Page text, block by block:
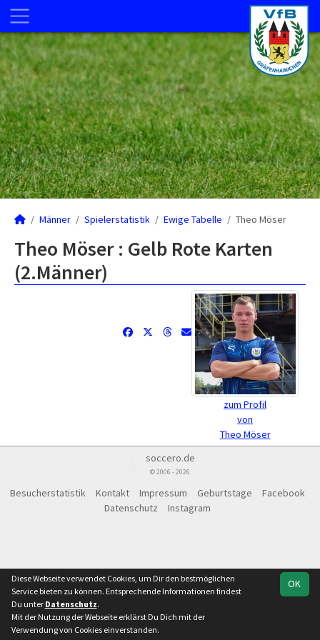
Männer Spielerstatistik Ewige Tabelle Theo Möser
Theo Möser : Gelb Rote Karten
(2.Männer)
zum Profil
von
Theo Möser
soccero.de
© 2006 - 2026
Besucherstatistik Kontakt Impressum Geburtstage
Facebook
Datenschutz
Instagram
OK
Diese Webseite verwendet Cookies, um Dir den bestmöglichen
Service bieten zu können. Entsprechende Informationen findest
Du unter Datenschutz.
Mit der Nutzung der Webseite erklärst Du Dich mit der
Verwendung von Cookies einverstanden.